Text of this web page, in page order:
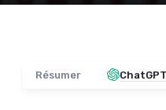
Résumer ChatGPT